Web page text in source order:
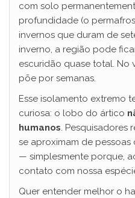
com solo
profundidade (o
invernos que duram de
inverno, a região pode
escuridão quase total. No
põe por semanas.
Esse isolamento extremo
curiosa: o lobo do ártico
humanos. Pesquisadores
se aproximam de
— simplesmente porque,
contato com nossa
Quer entender melhor o